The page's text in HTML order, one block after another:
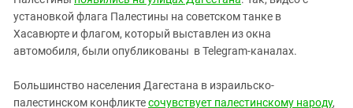
установкой флага Палестины на советском танке в
Хасавюрте и флагом, который выставлен из окна
автомобиля, были опубликованы в Telegram-каналах.
Большинство населения Дагестана в израильско-
палестинском конфликтесочувствует палестинскому народу,